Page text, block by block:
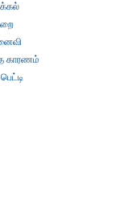
காரணம்